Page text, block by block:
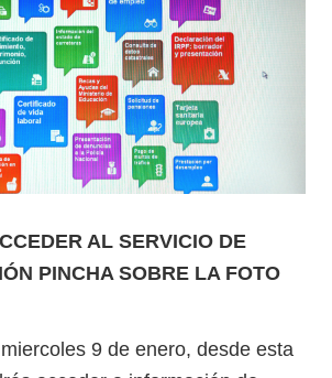
AL SERVICIO DE
PINCHA SOBRE LA FOTO
9 de enero, desde esta